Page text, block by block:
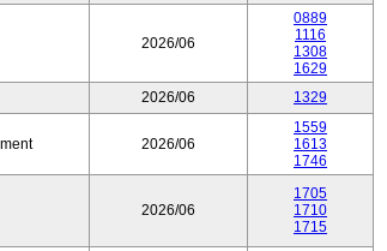
2026/06
0889
1116
1308
1629
2026/06 1329
2026/06
1559
1613
1746
2026/06
1705
1710
1715